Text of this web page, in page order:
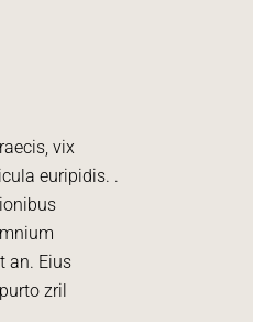
vix
euripidis. .
an. Eius
zril